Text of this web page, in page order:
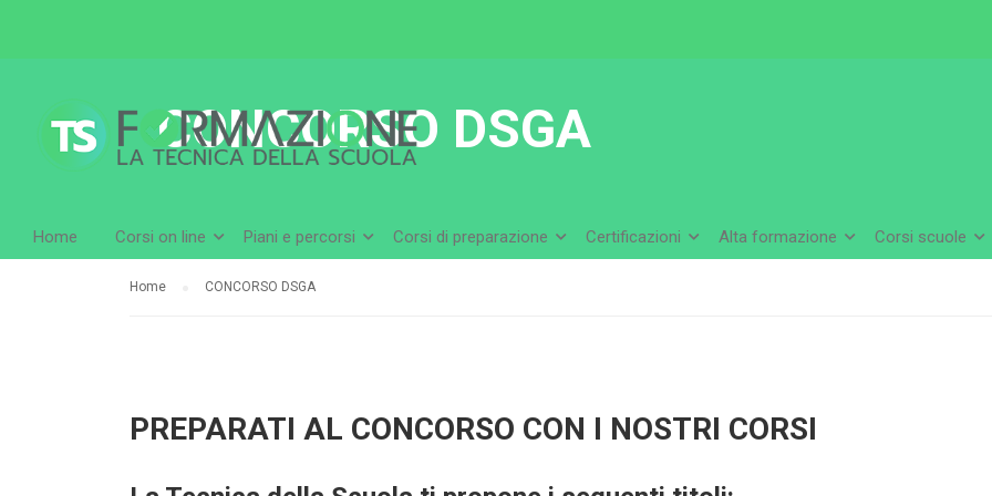
Home Corsi on line Piani e percorsi Corsi di preparazione Certificazioni Alta formazione Corsi scuole
CONCORSO DSGA
Home CONCORSO DSGA
PREPARATI AL CONCORSO CON I NOSTRI CORSI